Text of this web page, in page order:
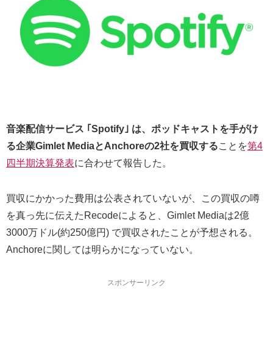
音楽配信サービス ｢Spotify｣ は、ポッドキャストを手がけ
る企業Gimlet MediaとAnchoreの2社を買収することを第4
四半期決算発表に合わせて報告した。
買収にかかった費用は公表されていないが、この買収の噂
を真っ先に伝えたRecodeによると、Gimlet Mediaは2億
3000万ドル(約250億円) で買収されたことが予想される。
Anchoreに関しては明らかになっていない。
スポンサーリンク